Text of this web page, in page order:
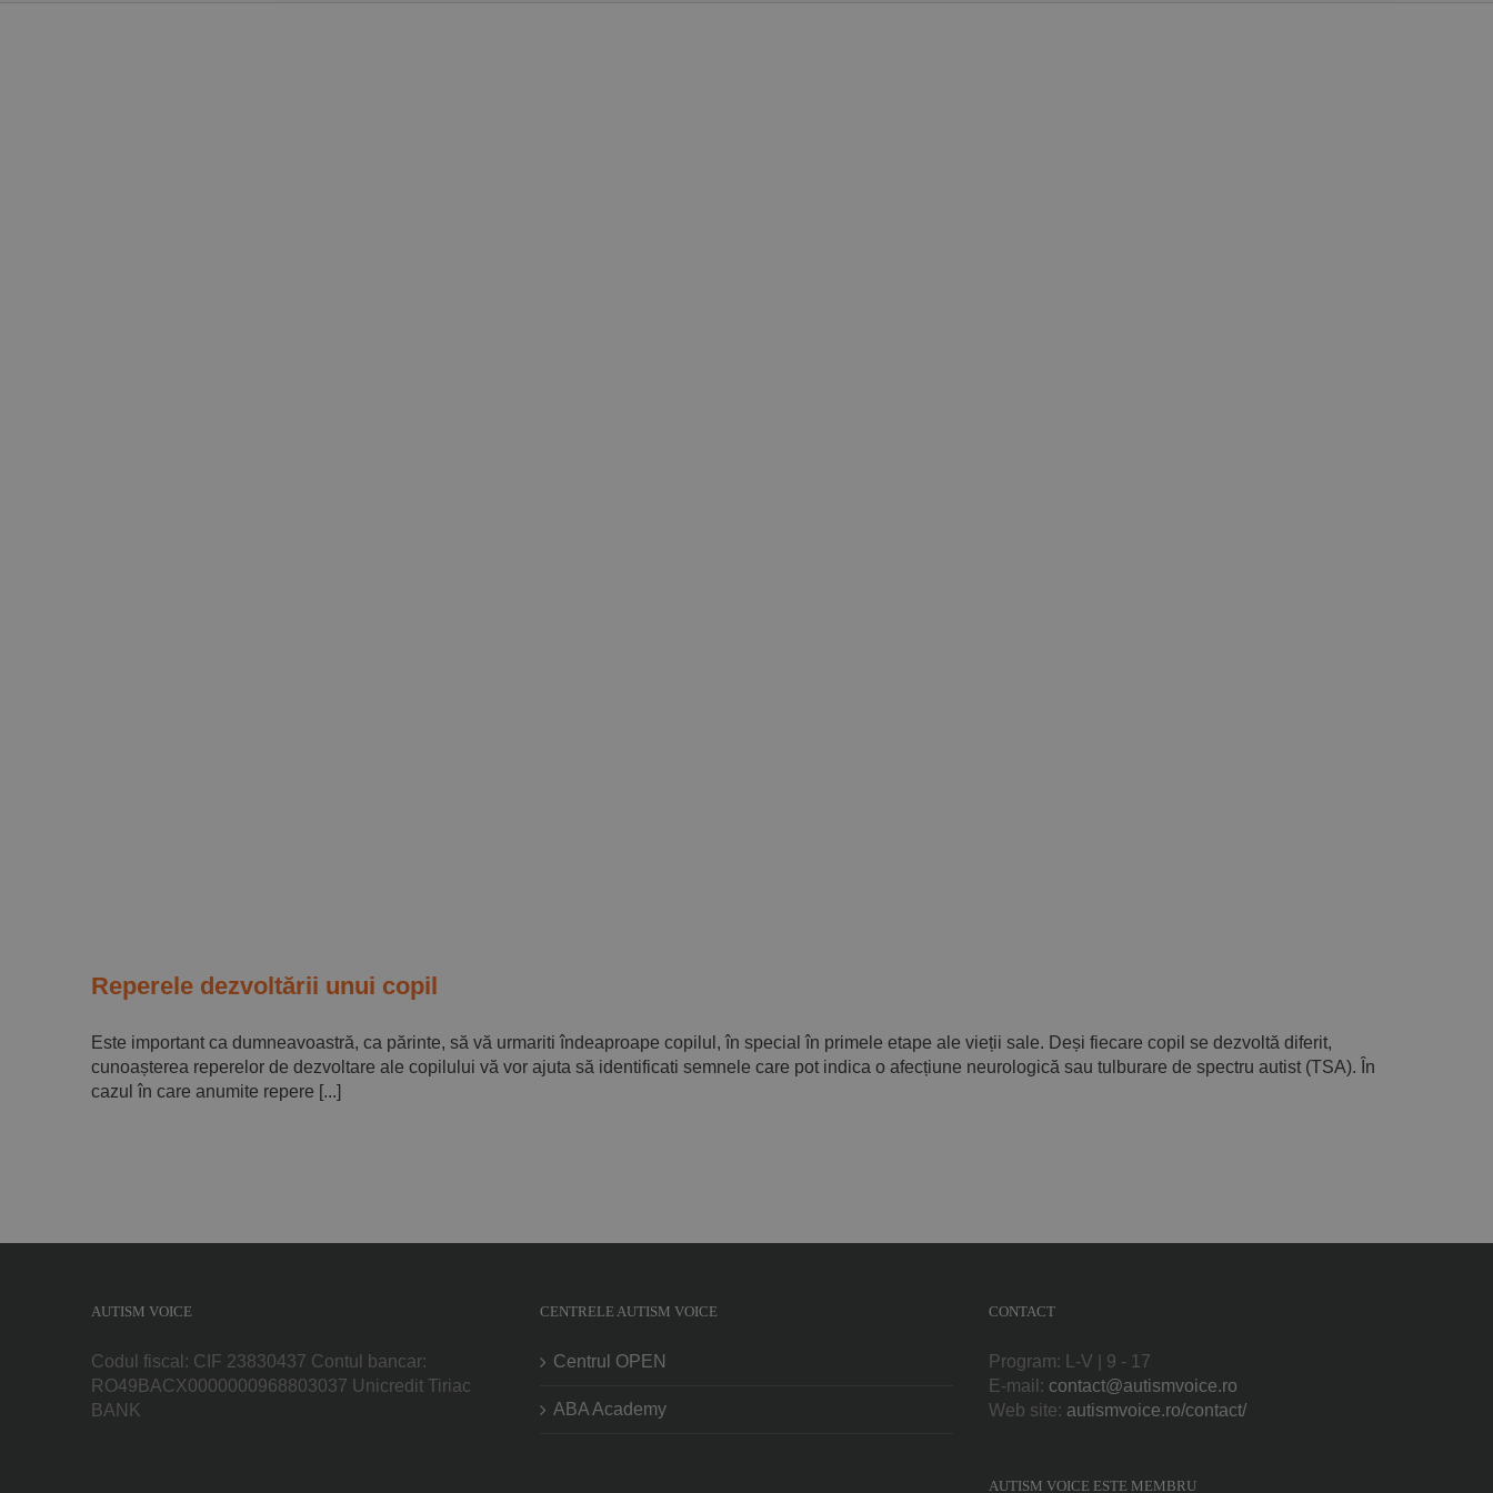
Reperele dezvoltării unui copil
Este important ca dumneavoastră, ca părinte, să vă urmariti îndeaproape copilul, în special în primele etape ale vieții sale. Deși fiecare copil se dezvoltă diferit,
cunoașterea reperelor de dezvoltare ale copilului vă vor ajuta să identificati semnele care pot indica o afecțiune neurologică sau tulburare de spectru autist (TSA). În
cazul în care anumite repere [...]
AUTISM VOICE
Codul fiscal: CIF 23830437 Contul bancar:
RO49BACX0000000968803037 Unicredit Tiriac
BANK
CENTRELE AUTISM VOICE
Centrul OPEN
ABA Academy
CONTACT
Program: L-V | 9 - 17
E-mail: contact@autismvoice.ro
Web site: autismvoice.ro/contact/
AUTISM VOICE ESTE MEMBRU